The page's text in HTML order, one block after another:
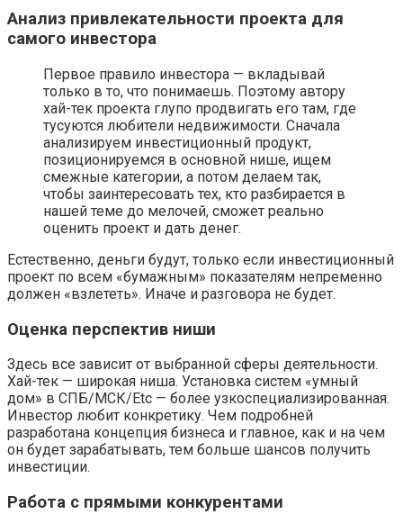
Анализ привлекательности проекта для
самого инвестора
Первое правило инвестора — вкладывай
только в то, что понимаешь. Поэтому автору
хай-тек проекта глупо продвигать его там, где
тусуются любители недвижимости. Сначала
анализируем инвестиционный продукт,
позиционируемся в основной нише, ищем
смежные категории, а потом делаем так,
чтобы заинтересовать тех, кто разбирается в
нашей теме до мелочей, сможет реально
оценить проект и дать денег.
Естественно, деньги будут, только если инвестиционный
проект по всем «бумажным» показателям непременно
должен «взлететь». Иначе и разговора не будет.
Оценка перспектив ниши
Здесь все зависит от выбранной сферы деятельности.
Хай-тек — широкая ниша. Установка систем «умный
дом» в СПБ/МСК/Etc — более узкоспециализированная.
Инвестор любит конкретику. Чем подробней
разработана концепция бизнеса и главное, как и на чем
он будет зарабатывать, тем больше шансов получить
инвестиции.
Работа с прямыми конкурентами